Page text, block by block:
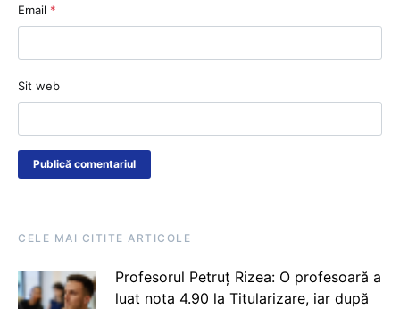
Email *
Sit web
CELE MAI CITITE ARTICOLE
Profesorul Petruț Rizea: O profesoară a
luat nota 4.90 la Titularizare, iar după